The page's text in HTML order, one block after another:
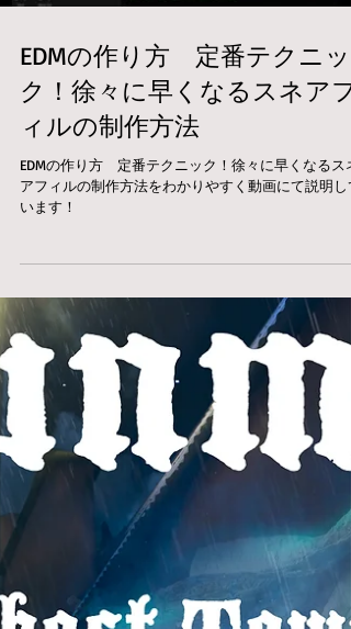
EDMの作り方 定番テクニッ
ク！徐々に早くなるスネアフ
ィルの制作方法
EDMの作り方 定番テクニック！徐々に早くなるスネ
アフィルの制作方法をわかりやすく動画にて説明し
います！